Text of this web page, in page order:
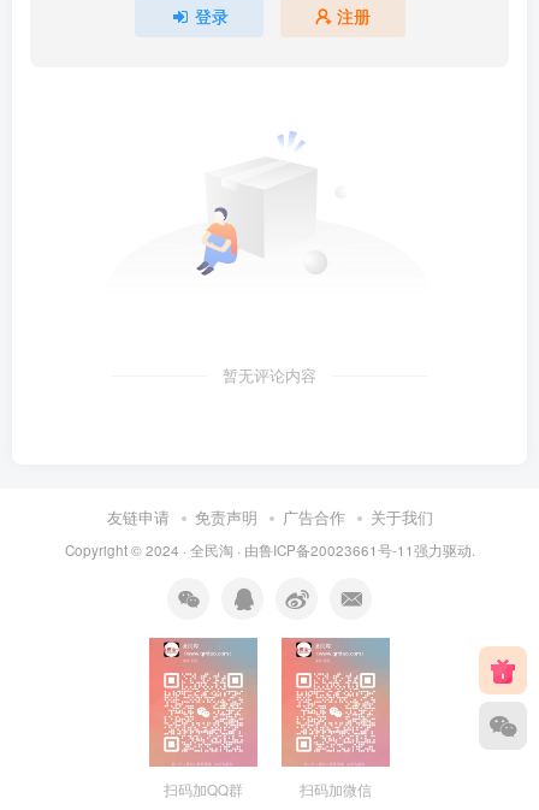
登录 注册
暂无评论内容
友链申请 免责声明 广告合作 关于我们
Copyright © 2024 · 全民淘 · 由鲁ICP备20023661号-11强力驱动.
扫码加QQ群 扫码加微信